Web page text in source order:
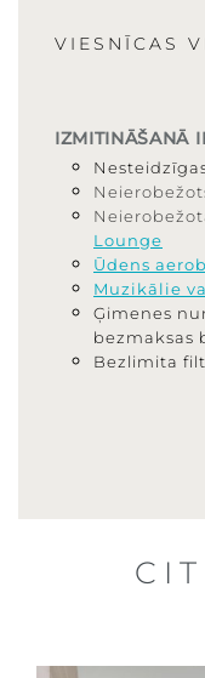
VIESNĪCAS
IZMITINĀŠANĀ
Lounge
Ūdens
Muzikālie
Ģimenes
bezmaksas
Bezlimita